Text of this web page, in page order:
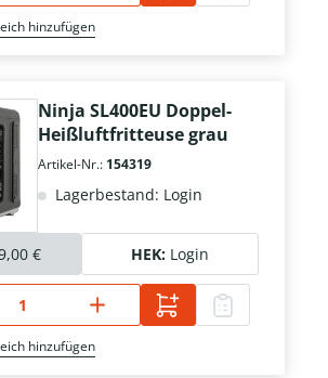
hinzufügen
Ninja SL400EU Doppel-
Heißluftfritteuse grau
Artikel-Nr.: 154319
Lagerbestand: Login
€ HEK: Login
hinzufügen